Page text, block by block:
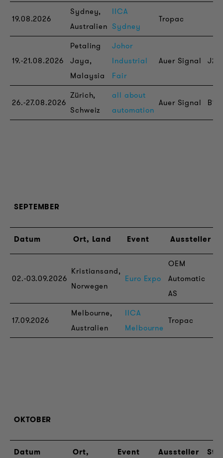
19.08.2026
Sydney,
Australien
IICA
Sydney
Tropac
19.-21.08.2026
Petaling
Jaya,
Malaysia
Johor
Industrial
Fair
Auer Signal
26.-27.08.2026
Zürich,
Schweiz
all about
automation
Auer Signal B17
SEPTEMBER
Datum Ort, Land Event Aussteller
02.-03.09.2026
Kristiansand,
Norwegen
Euro Expo
OEM
Automatic
AS
17.09.2026
Melbourne,
Australien
IICA
Melbourne
Tropac
OKTOBER
Datum
Ort,
Event Aussteller